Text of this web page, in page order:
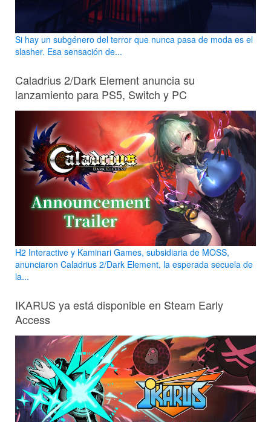
Si hay un subgénero del terror que nunca pasa de moda es el
slasher. Esa sensación de...
Caladrius 2/Dark Element anuncia su
lanzamiento para PS5, Switch y PC
H2 Interactive y Kaminari Games, subsidiaria de MOSS,
anunciaron Caladrius 2/Dark Element, la esperada secuela de
la...
IKARUS ya está disponible en Steam Early
Access